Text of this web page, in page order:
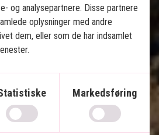
Sri Lanka
og luksus på
og analysepartnere. Disse partnere
oplysninger med andre
dem, eller som de har indsamlet
Markedsføring